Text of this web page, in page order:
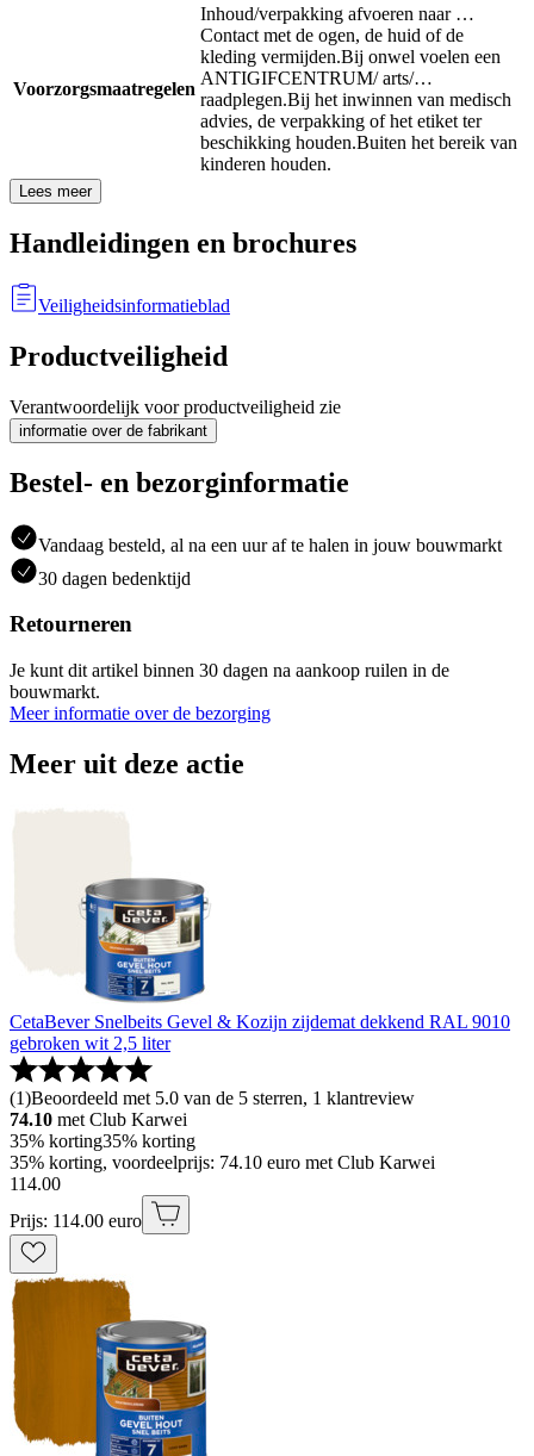
Voorzorgsmaatregelen
Inhoud/verpakking afvoeren naar …
Contact met de ogen, de huid of de
kleding vermijden.Bij onwel voelen een
ANTIGIFCENTRUM/ arts/…
raadplegen.Bij het inwinnen van medisch
advies, de verpakking of het etiket ter
beschikking houden.Buiten het bereik van
kinderen houden.
Lees meer
Handleidingen en brochures
Veiligheidsinformatieblad
Productveiligheid
Verantwoordelijk voor productveiligheid zie
informatie over de fabrikant
Bestel- en bezorginformatie
Vandaag besteld, al na een uur af te halen in jouw bouwmarkt
30 dagen bedenktijd
Retourneren
Je kunt dit artikel binnen 30 dagen na aankoop ruilen in de
bouwmarkt.
Meer informatie over de bezorging
Meer uit deze actie
CetaBever Snelbeits Gevel & Kozijn zijdemat dekkend RAL 9010
gebroken wit 2,5 liter
(1)Beoordeeld met 5.0 van de 5 sterren, 1 klantreview
74.10 met Club Karwei
35% korting35% korting
35% korting, voordeelprijs: 74.10 euro met Club Karwei
114.00
Prijs: 114.00 euro